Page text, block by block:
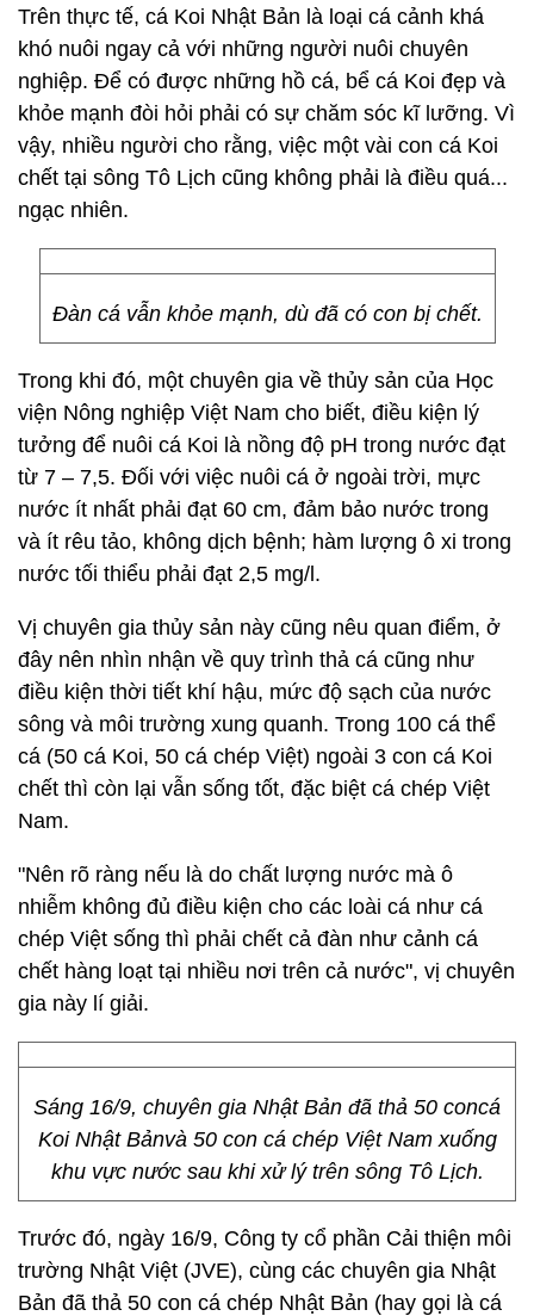
Trên thực tế, cá Koi Nhật Bản là loại cá cảnh khá
khó nuôi ngay cả với những người nuôi chuyên
nghiệp. Để có được những hồ cá, bể cá Koi đẹp và
khỏe mạnh đòi hỏi phải có sự chăm sóc kĩ lưỡng. Vì
vậy, nhiều người cho rằng, việc một vài con cá Koi
chết tại sông Tô Lịch cũng không phải là điều quá...
ngạc nhiên.
Đàn cá vẫn khỏe mạnh, dù đã có con bị chết.
Trong khi đó, một chuyên gia về thủy sản của Học
viện Nông nghiệp Việt Nam cho biết, điều kiện lý
tưởng để nuôi cá Koi là nồng độ pH trong nước đạt
từ 7 – 7,5. Đối với việc nuôi cá ở ngoài trời, mực
nước ít nhất phải đạt 60 cm, đảm bảo nước trong
và ít rêu tảo, không dịch bệnh; hàm lượng ô xi trong
nước tối thiểu phải đạt 2,5 mg/l.
Vị chuyên gia thủy sản này cũng nêu quan điểm, ở
đây nên nhìn nhận về quy trình thả cá cũng như
điều kiện thời tiết khí hậu, mức độ sạch của nước
sông và môi trường xung quanh. Trong 100 cá thể
cá (50 cá Koi, 50 cá chép Việt) ngoài 3 con cá Koi
chết thì còn lại vẫn sống tốt, đặc biệt cá chép Việt
Nam.
"Nên rõ ràng nếu là do chất lượng nước mà ô
nhiễm không đủ điều kiện cho các loài cá như cá
chép Việt sống thì phải chết cả đàn như cảnh cá
chết hàng loạt tại nhiều nơi trên cả nước", vị chuyên
gia này lí giải.
Sáng 16/9, chuyên gia Nhật Bản đã thả 50 concá
Koi Nhật Bảnvà 50 con cá chép Việt Nam xuống
khu vực nước sau khi xử lý trên sông Tô Lịch.
Trước đó, ngày 16/9, Công ty cổ phần Cải thiện môi
trường Nhật Việt (JVE), cùng các chuyên gia Nhật
Bản đã thả 50 con cá chép Nhật Bản (hay gọi là cá